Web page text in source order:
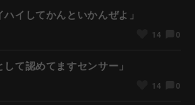
イしてかんといかんぜよ」
14 0
て認めてますセンサー」
14 0